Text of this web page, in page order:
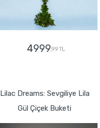
4999,99 TL
Lilac Dreams: Sevgiliye Lila
Gül Çiçek Buketi